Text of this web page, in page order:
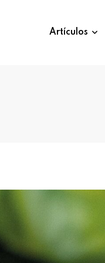
Artículos